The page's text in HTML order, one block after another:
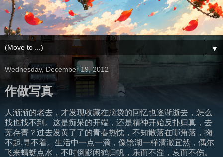
▼
Wednesday, December 19, 2012
作做写真
人渐渐的老去，才发现收藏在脑袋的回忆也逐渐逝去，怎么
找也找不到。这是痴呆的开端，还是精神开始反扑归真，去
芜存菁？过去发黄了了的青春热忱，不知散落在哪角落，掬
不起,寻不着。生活中一点一滴，像镜湖一样清澈宜然，偶尔
飞来蜻蜓点水，不时倒影闲鹤归帆，乐而不淫，哀而不伤。